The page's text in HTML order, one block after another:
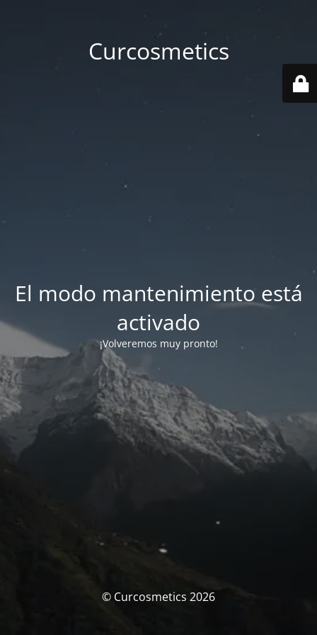
Curcosmetics
El modo mantenimiento está
activado
¡Volveremos muy pronto!
© Curcosmetics 2026